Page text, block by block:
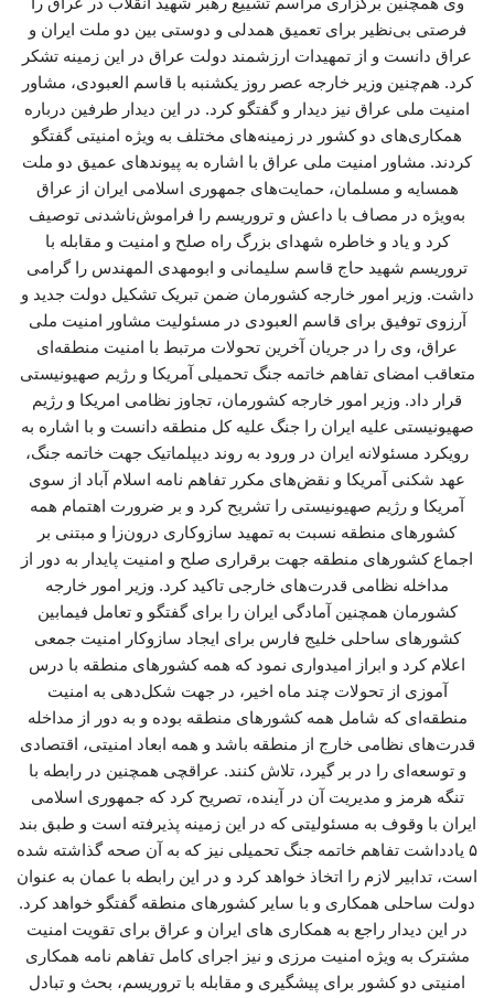
فرصتی بی‌نظیر برای تعمیق همدلی و دوستی بین دو ملت ایران و
عراق دانست و از تمهیدات ارزشمند دولت عراق در این زمینه تشکر
کرد. هم‌چنین وزیر خارجه عصر روز یکشنبه با قاسم العبودی، مشاور
امنیت ملی عراق نیز دیدار و گفتگو کرد. در این دیدار طرفین درباره
همکاری‌های دو کشور در زمینه‌های مختلف به ویژه امنیتی گفتگو
کردند. مشاور امنیت ملی عراق با اشاره به پیوندهای عمیق دو ملت
همسایه و مسلمان، حمایت‌های جمهوری اسلامی ایران از عراق
به‌ویژه در مصاف با داعش و تروریسم را فراموش‌ناشدنی توصیف
کرد و یاد و خاطره شهدای بزرگ راه صلح و امنیت و مقابله با
تروریسم شهید حاج قاسم سلیمانی و ابومهدی المهندس را گرامی
داشت. وزیر امور خارجه کشورمان ضمن تبریک تشکیل دولت جدید و
آرزوی توفیق برای قاسم العبودی در مسئولیت مشاور امنیت ملی
عراق، وی را در جریان آخرین تحولات مرتبط با امنیت منطقه‌ای
متعاقب امضای تفاهم خاتمه جنگ تحمیلی آمریکا و رژیم صهیونیستی
قرار داد. وزیر امور خارجه کشورمان، تجاوز نظامی امریکا و رژیم
صهیونیستی علیه ایران را جنگ علیه کل منطقه دانست و با اشاره به
رویکرد مسئولانه ایران در ورود به روند دیپلماتیک جهت خاتمه جنگ،
عهد شکنی آمریکا و نقض‌های مکرر تفاهم نامه اسلام آباد از سوی
آمریکا و رژیم صهیونیستی را تشریح کرد و بر ضرورت اهتمام همه
کشورهای منطقه نسبت به تمهید سازوکاری درون‌زا و مبتنی بر
اجماع کشورهای منطقه جهت برقراری صلح و امنیت پایدار به دور از
مداخله نظامی قدرت‌های خارجی تاکید کرد. وزیر امور خارجه
کشورمان همچنین آمادگی ایران را برای گفتگو و تعامل فیمابین
کشورهای ساحلی خلیج فارس برای ایجاد سازوکار امنیت جمعی
اعلام کرد و ابراز امیدواری نمود که همه کشورهای منطقه با درس
آموزی از تحولات چند ماه اخیر، در جهت شکل‌دهی به امنیت
منطقه‌ای که شامل همه کشورهای منطقه بوده و به دور از مداخله
قدرت‌های نظامی خارج از منطقه باشد و همه ابعاد امنیتی، اقتصادی
و توسعه‌ای را در بر گیرد، تلاش کنند. عراقچی همچنین در رابطه با
تنگه هرمز و مدیریت آن در آینده، تصریح کرد که جمهوری اسلامی
ایران با وقوف به مسئولیتی که در این زمینه پذیرفته است و طبق بند
۵ یادداشت تفاهم خاتمه جنگ تحمیلی نیز که به آن صحه گذاشته شده
است، تدابیر لازم را اتخاذ خواهد کرد و در این رابطه با عمان به عنوان
دولت ساحلی همکاری و با سایر کشورهای منطقه گفتگو خواهد کرد.
در این دیدار راجع به همکاری ‌های ایران و عراق برای تقویت امنیت
مشترک به ویژه امنیت مرزی و نیز اجرای کامل تفاهم نامه همکاری
امنیتی دو کشور برای پیشگیری و مقابله با تروریسم، بحث و تبادل